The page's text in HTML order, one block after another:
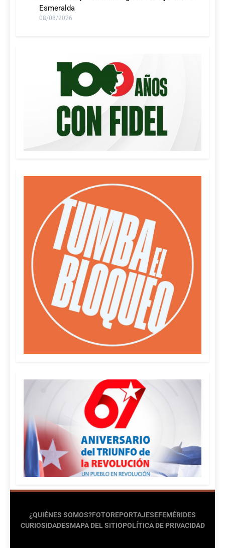
Esmeralda
08/08/2026
¿QUIÉNES SOMOS?FOTOREPORTAJESEFEMÉRIDES
CURIOSIDADESMAPA DEL SITIOPOLÍTICA DE PRIVACIDAD